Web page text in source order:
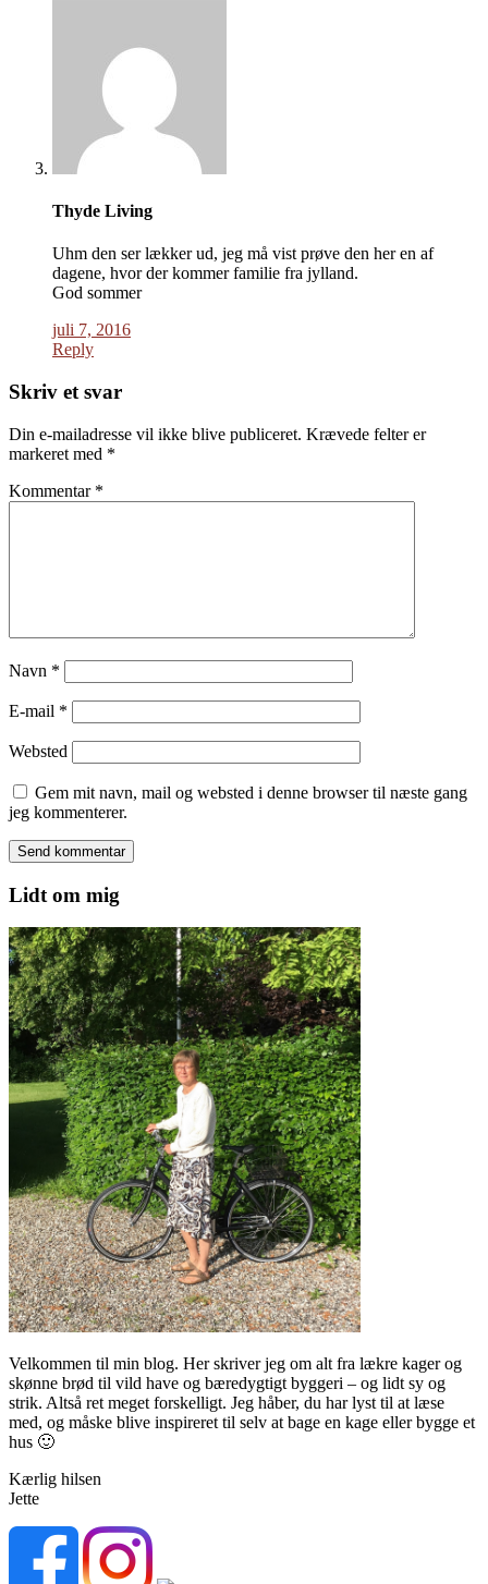
Thyde Living
Uhm den ser lækker ud, jeg må vist prøve den her en af
dagene, hvor der kommer familie fra jylland.
God sommer
juli 7, 2016
Reply
Skriv et svar
Din e-mailadresse vil ikke blive publiceret. Krævede felter er
markeret med *
Kommentar *
Navn *
E-mail *
Websted
Gem mit navn, mail og websted i denne browser til næste gang
jeg kommenterer.
Lidt om mig
Velkommen til min blog. Her skriver jeg om alt fra lækre kager og
skønne brød til vild have og bæredygtigt byggeri – og lidt sy og
strik. Altså ret meget forskelligt. Jeg håber, du har lyst til at læse
med, og måske blive inspireret til selv at bage en kage eller bygge et
hus 🙂
Kærlig hilsen
Jette